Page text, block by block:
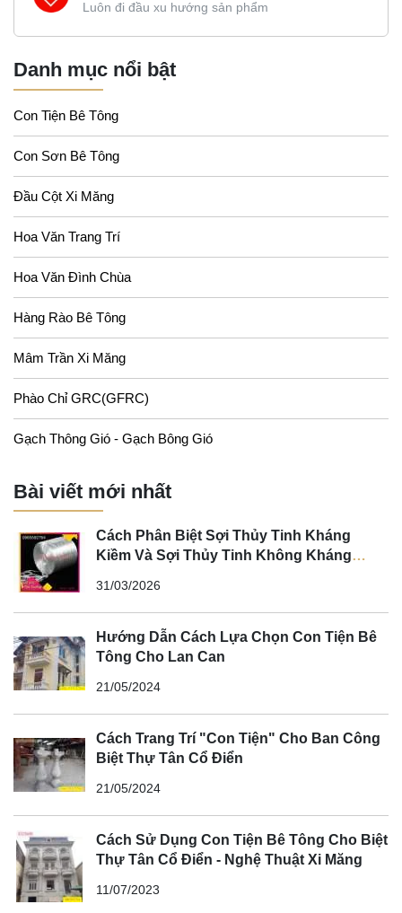
Luôn đi đầu xu hướng sản phẩm
Danh mục nổi bật
Con Tiện Bê Tông
Con Sơn Bê Tông
Đầu Cột Xi Măng
Hoa Văn Trang Trí
Hoa Văn Đình Chùa
Hàng Rào Bê Tông
Mâm Trần Xi Măng
Phào Chỉ GRC(GFRC)
Gạch Thông Gió - Gạch Bông Gió
Bài viết mới nhất
Cách Phân Biệt Sợi Thủy Tinh Kháng
Kiềm Và Sợi Thủy Tinh Không Kháng
31/03/2026
Hướng Dẫn Cách Lựa Chọn Con Tiện Bê
Tông Cho Lan Can
21/05/2024
Cách Trang Trí "Con Tiện" Cho Ban Công
Biệt Thự Tân Cổ Điển
21/05/2024
Cách Sử Dụng Con Tiện Bê Tông Cho Biệt
Thự Tân Cổ Điển - Nghệ Thuật Xi Măng
11/07/2023